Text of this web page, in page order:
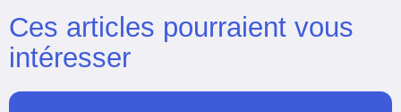
Ces articles pourraient vous
intéresser